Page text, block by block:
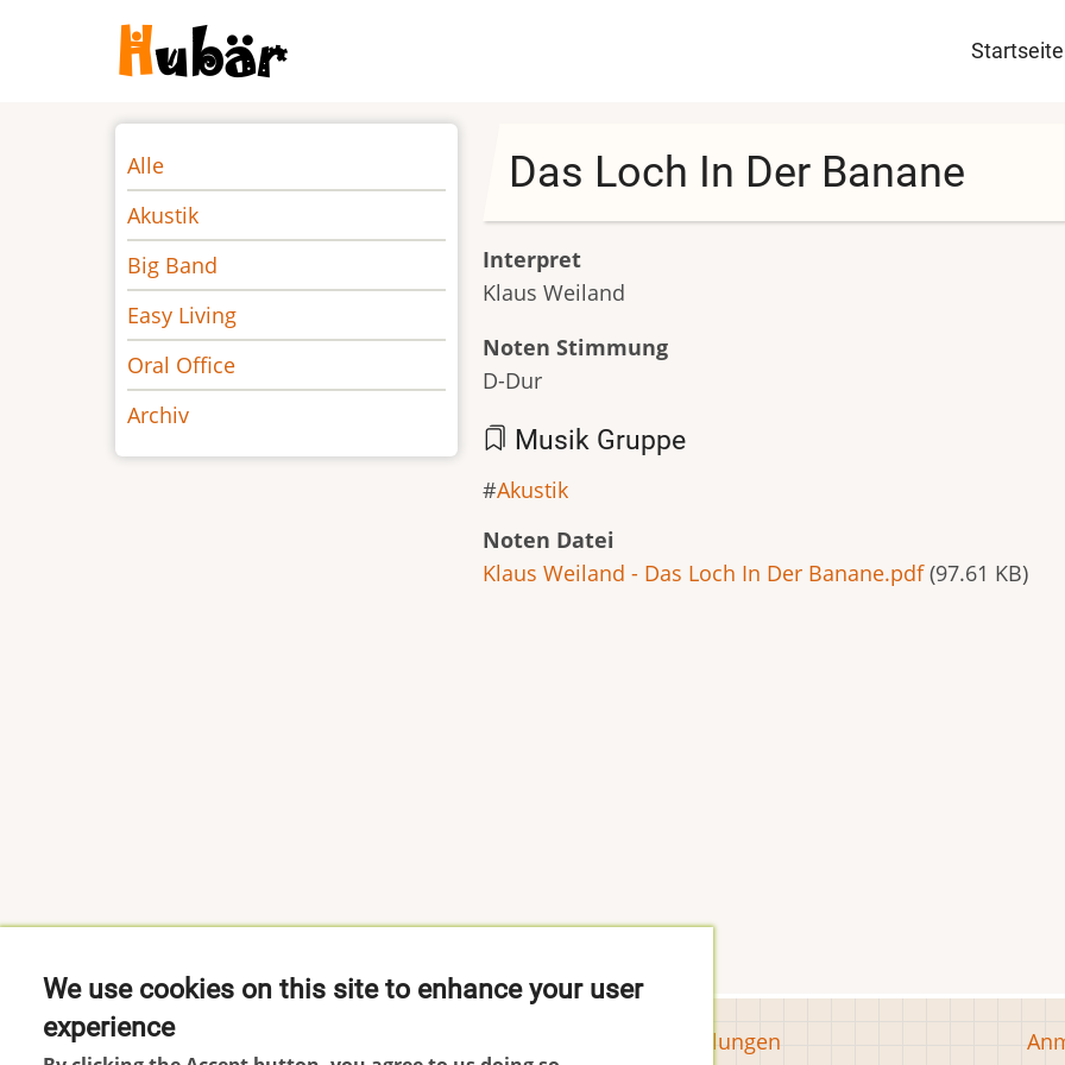
Startseite
Das Loch In Der Banane
Interpret
Klaus Weiland
Noten Stimmung
D-Dur
Musik Gruppe
Akustik
Noten Datei
Klaus Weiland - Das Loch In Der Banane.pdf (97.61 KB)
Noten
Alle
Akustik
Big Band
Easy Living
Oral Office
Archiv
Footer
Impressum Cookie-Einstellungen
We use cookies on this site to enhance your user
experience